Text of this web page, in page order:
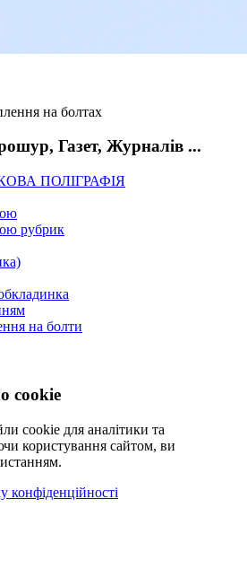
Газет, Журналів ...
ПОЛІГРАФІЯ
рубрик
на болти
cookie
cookie для аналітики та
користування сайтом, ви
конфіденційності